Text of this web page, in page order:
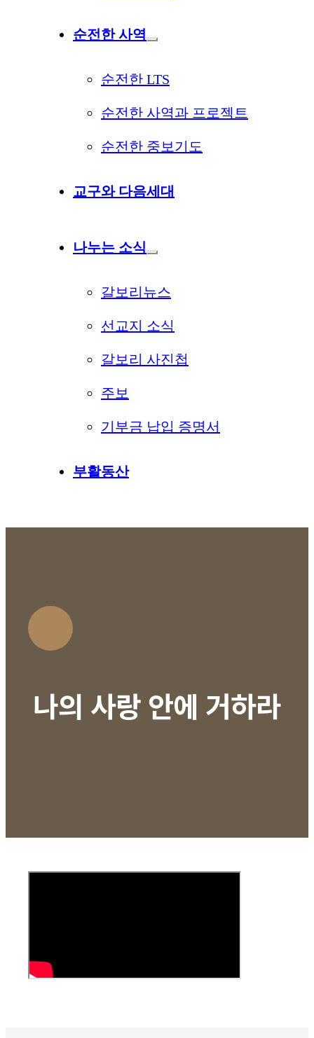
순전한 사역
순전한 LTS
순전한 사역과 프로젝트
순전한 중보기도
교구와 다음세대
나누는 소식
갈보리뉴스
선교지 소식
갈보리 사진첩
주보
기부금 납입 증명서
부활동산
나의 사랑 안에 거하라